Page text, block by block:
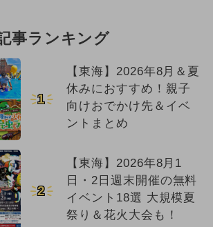
事ランキング
1
【東海】2026年8月＆夏
休みにおすすめ！親子
向けおでかけ先＆イベ
ントまとめ
2
【東海】2026年8月1
日・2日週末開催の無料
イベント18選 大規模夏
祭り＆花火大会も！